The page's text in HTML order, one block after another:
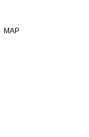
MAP